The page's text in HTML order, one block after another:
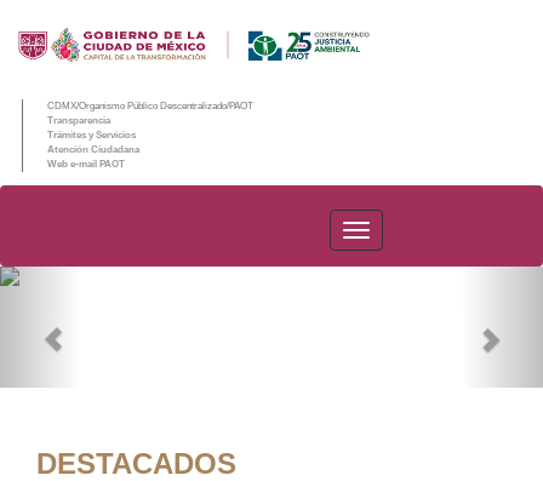
CDMX/Organismo Público Descentralizado/PAOT
Transparencia
Trámites y Servicios
Atención Ciudadana
Web e-mail PAOT
PAOT
DESTACADOS